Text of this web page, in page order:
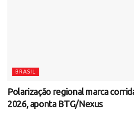
BRASIL
Polarização regional marca
2026, aponta BTG/Nexus